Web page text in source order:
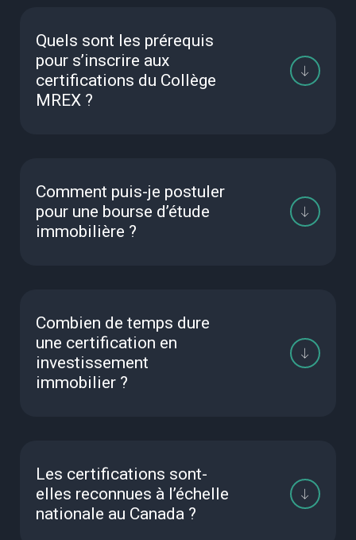
Quels sont les prérequis
pour s’inscrire aux
certifications du Collège
MREX ?
Comment puis-je postuler
pour une bourse d’étude
immobilière ?
Combien de temps dure
une certification en
investissement
immobilier ?
Les certifications sont-
elles reconnues à l’échelle
nationale au Canada ?